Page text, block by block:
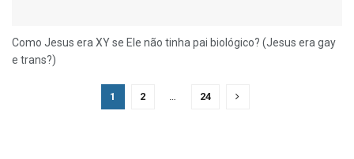
Como Jesus era XY se Ele não tinha pai biológico? (Jesus era gay
e trans?)
1 2 … 24